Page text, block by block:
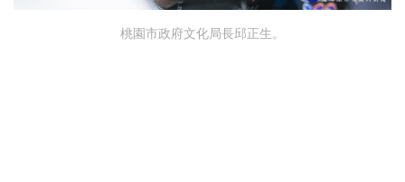
桃園市政府文化局長邱正生。